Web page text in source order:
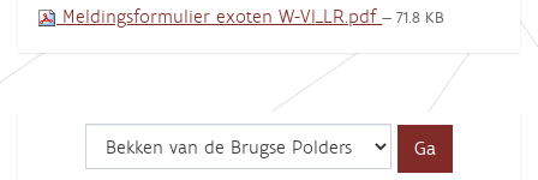
Meldingsformulier exoten W-Vl_LR.pdf — 71.8 KB